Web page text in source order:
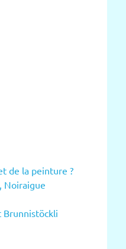
de la peinture ?
Noiraigue